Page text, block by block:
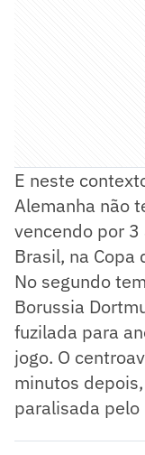
E neste
Alemanha não
vencendo por
Brasil, na Copa
No segundo
Borussia
fuzilada para
jogo. O
minutos
paralisada